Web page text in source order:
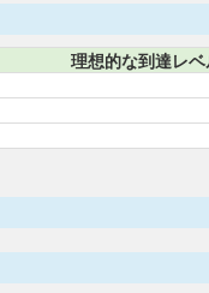
理想的な到達レ